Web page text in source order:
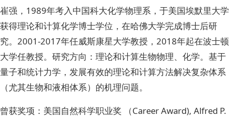
崔强，1989年考入中国科大化学物理系，于美国埃默里大学
获得理论和计算化学博士学位，在哈佛大学完成博士后研
究。2001-2017年任威斯康星大学教授，2018年起在波士顿
大学任教授。研究方向：理论和计算生物物理、化学。基于
量子和统计力学，发展有效的理论和计算方法解决复杂体系
（尤其生物和液相体系）的机理问题。
曾获奖项：美国自然科学职业奖 （Career Award), Alfred P.